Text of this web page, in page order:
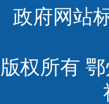
政府网站
版权所有